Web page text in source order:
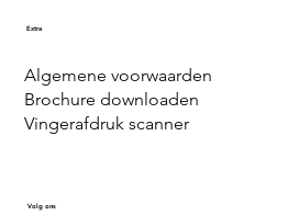
Algemene voorwaarden
Brochure downloaden
Vingerafdruk scanner
Extra
Volg ons